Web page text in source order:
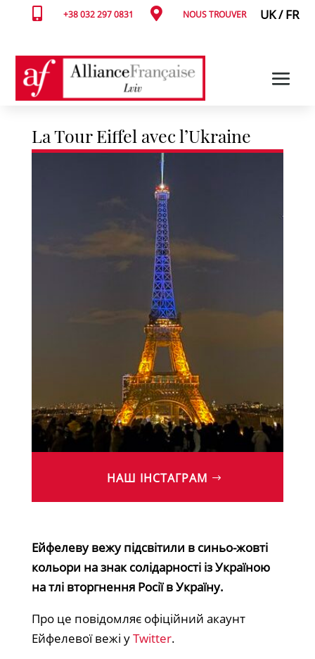
 +38 032 297 0831  NOUS TROUVER UK/FR
La Tour Eiffel avec l’Ukraine
НАШ ІНСТАГРАМ
Ейфелеву вежу підсвітили в синьо-жовті
кольори на знак солідарності із Україною
на тлі вторгнення Росії в Україну.
Про це повідомляє офіційний акаунт
Ейфелевої вежі уTwitter.